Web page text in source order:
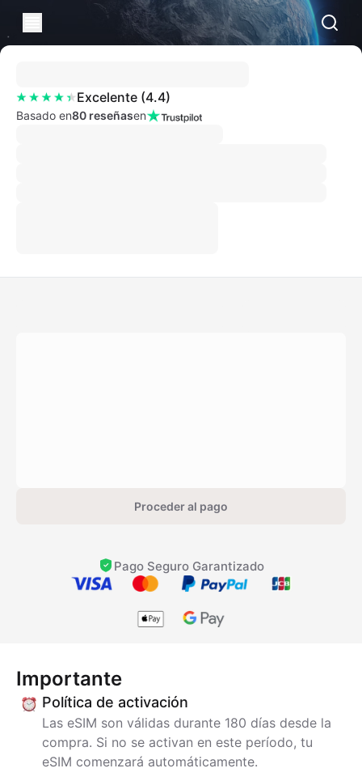
Excelente (4.4)
Basado en80 reseñasen
Proceder al pago
Pago Seguro Garantizado
Importante
Política de activación
Las eSIM son válidas durante 180 días desde la
compra. Si no se activan en este período, tu
eSIM comenzará automáticamente.